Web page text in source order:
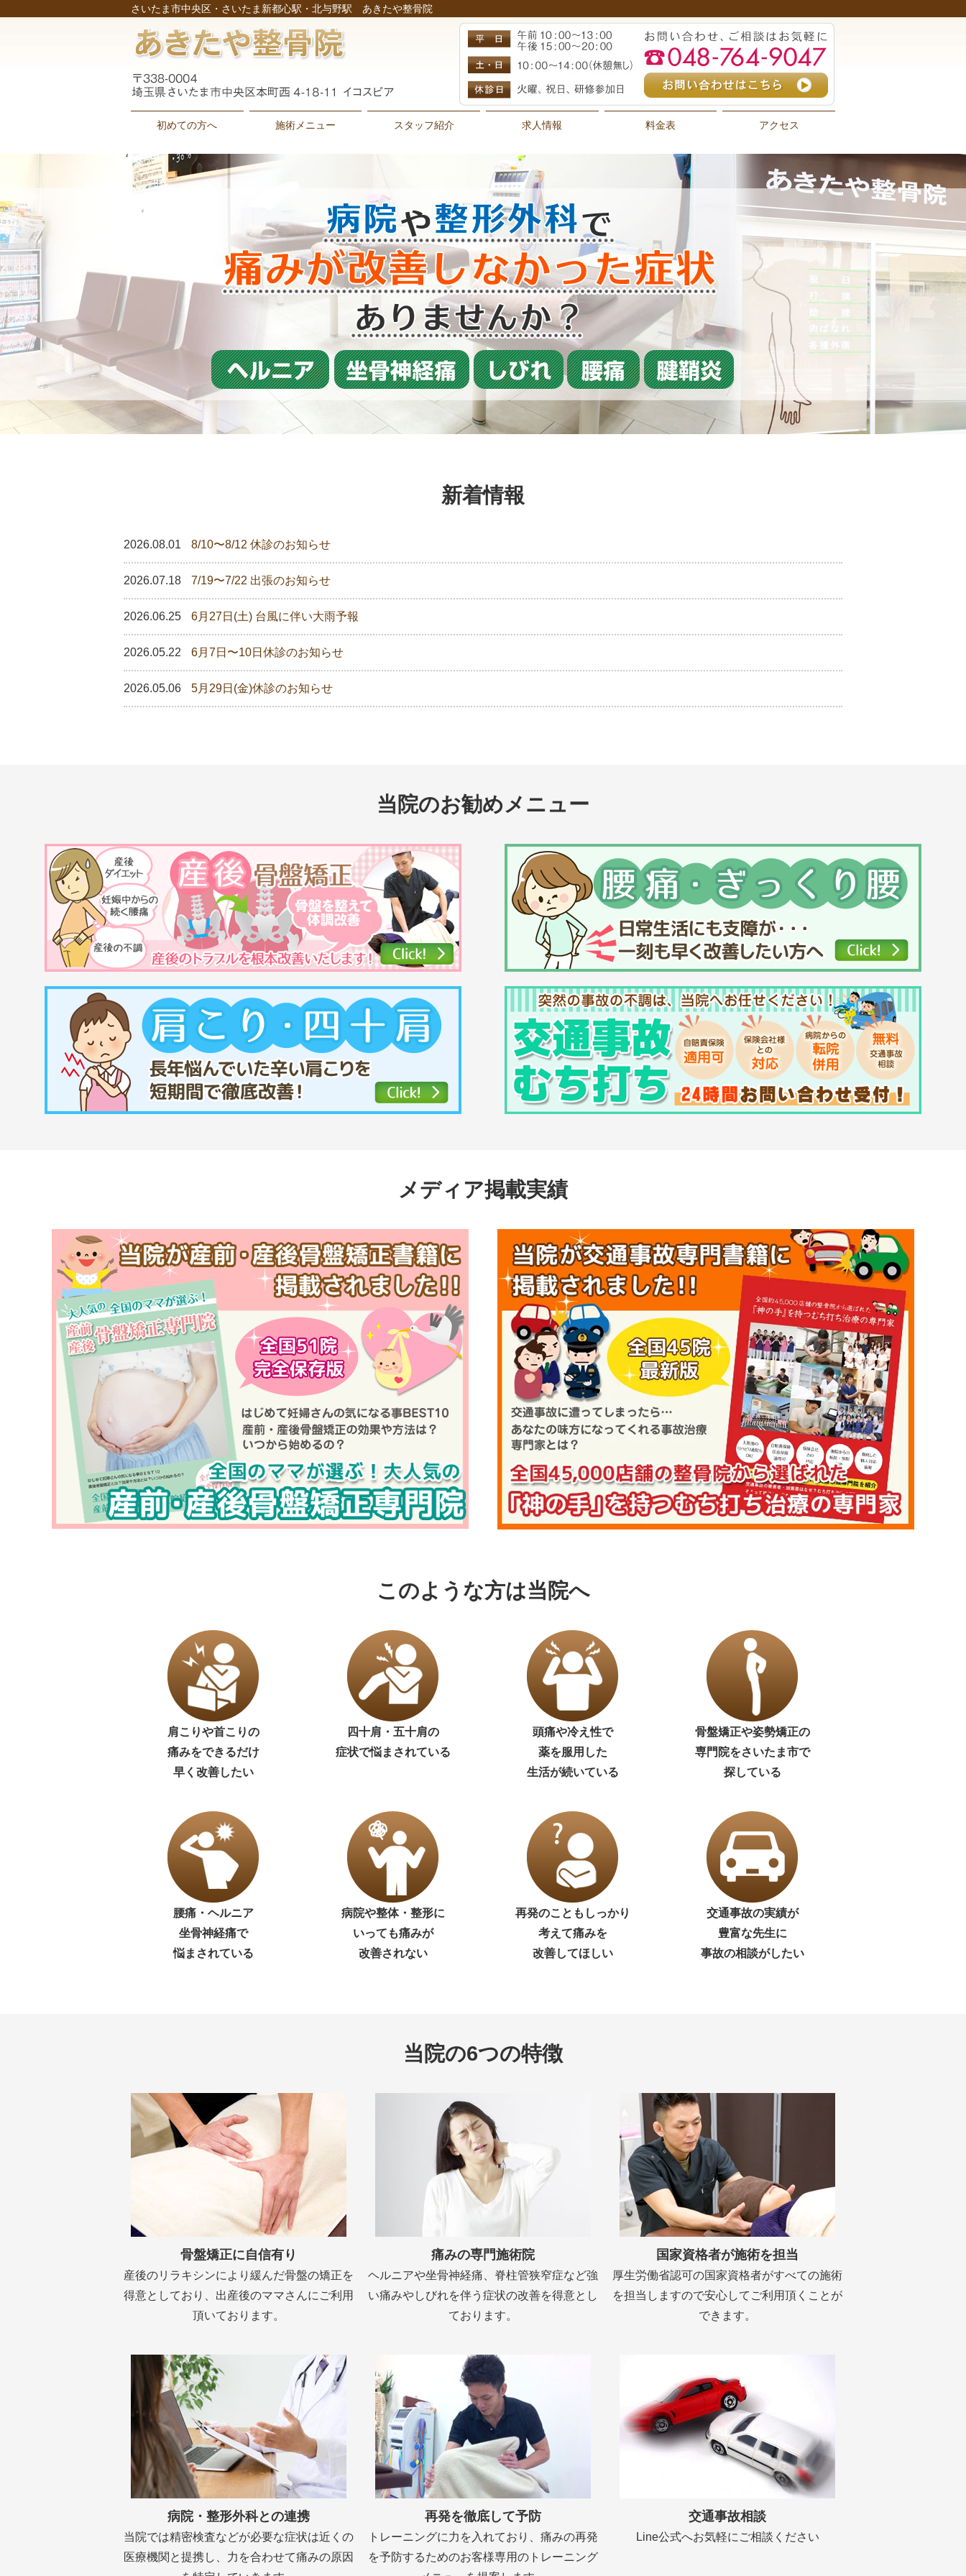
さいたま市中央区・さいたま新都心駅・北与野駅 あきたや整骨院
初めての方へ 施術メニュー スタッフ紹介 求人情報 料金表 アクセス
新着情報
2026.08.01 8/10〜8/12 休診のお知らせ
2026.07.18 7/19〜7/22 出張のお知らせ
2026.06.25 6月27日(土) 台風に伴い大雨予報
2026.05.22 6月7日〜10日休診のお知らせ
2026.05.06 5月29日(金)休診のお知らせ
当院のお勧めメニュー
メディア掲載実績
このような方は当院へ
肩こりや首こりの
痛みをできるだけ
早く改善したい
四十肩・五十肩の
症状で悩まされている
頭痛や冷え性で
薬を服用した
生活が続いている
骨盤矯正や姿勢矯正の
専門院をさいたま市で
探している
腰痛・ヘルニア
坐骨神経痛で
悩まされている
病院や整体・整形に
いっても痛みが
改善されない
再発のこともしっかり
考えて痛みを
改善してほしい
交通事故の実績が
豊富な先生に
事故の相談がしたい
当院の6つの特徴
骨盤矯正に自信有り
産後のリラキシンにより緩んだ骨盤の矯正を
得意としており、出産後のママさんにご利用
頂いております。
痛みの専門施術院
ヘルニアや坐骨神経痛、脊柱管狭窄症など強
い痛みやしびれを伴う症状の改善を得意とし
ております。
国家資格者が施術を担当
厚生労働省認可の国家資格者がすべての施術
を担当しますので安心してご利用頂くことが
できます。
病院・整形外科との連携
当院では精密検査などが必要な症状は近くの
医療機関と提携し、力を合わせて痛みの原因
再発を徹底して予防
トレーニングに力を入れており、痛みの再発
を予防するためのお客様専用のトレーニング
交通事故相談
Line公式へお気軽にご相談ください